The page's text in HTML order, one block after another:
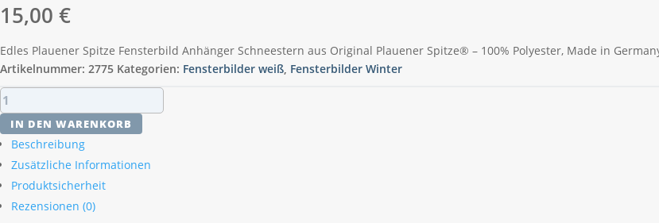
15,00 €
Edles Plauener Spitze Fensterbild Anhänger Schneestern aus Original Plauener Spitze® – 100% Polyester, Made in
Artikelnummer: 2775 Kategorien: Fensterbilder weiß, Fensterbilder Winter
Plauener
Spitze
Fensterbild
Anhänger
Schneestern
Menge
IN DEN WARENKORB
Beschreibung
Zusätzliche Informationen
Produktsicherheit
Rezensionen (0)